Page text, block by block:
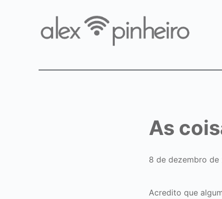
As
8 de dezembro de
Acredito que